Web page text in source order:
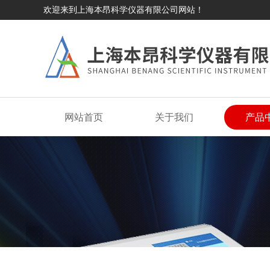
欢迎来到上海本昂科学仪器有限公司网站！
网站首页 关于我们 产品